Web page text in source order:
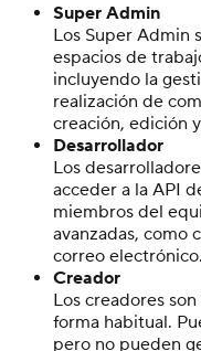
Super Admin
Los Super Admin
espacios de
incluyendo la
realización de
creación, edición
Desarrollador
Los
acceder a la API
miembros del
avanzadas, como
correo electrónico.
Creador
Los creadores
forma habitual.
pero no pueden